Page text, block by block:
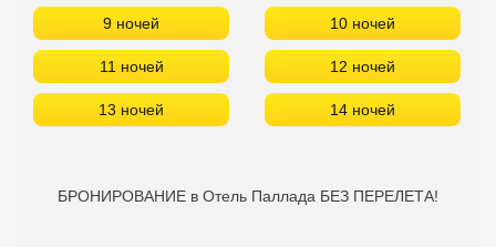
9 ночей 10 ночей
11 ночей 12 ночей
13 ночей 14 ночей
БРОНИРОВАНИЕ в Отель Паллада БЕЗ ПЕРЕЛЕТА!